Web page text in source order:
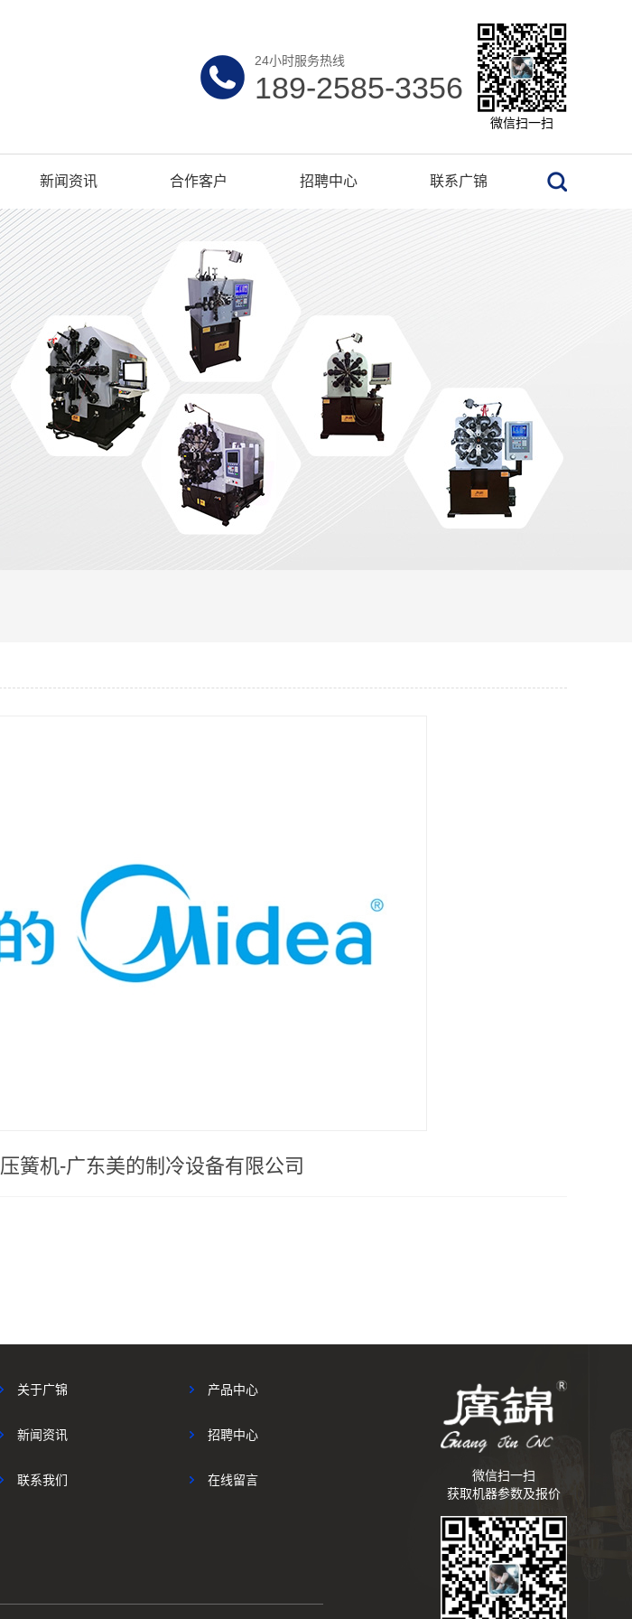
24小时服务热线
189-2585-3356
微信扫一扫
新闻资讯 合作客户 招聘中心 联系广锦
压簧机-广东美的制冷设备有限公司
关于广锦 产品中心
新闻资讯 招聘中心
联系我们 在线留言
微信扫一扫
获取机器参数及报价